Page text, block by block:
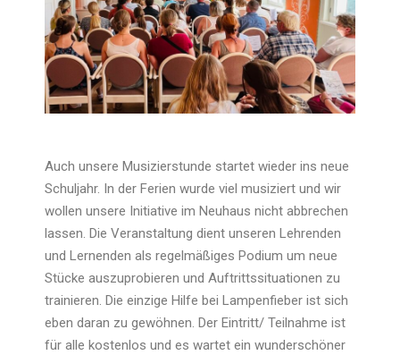
Auch unsere Musizierstunde startet wieder ins neue
Schuljahr. In der Ferien wurde viel musiziert und wir
wollen unsere Initiative im Neuhaus nicht abbrechen
lassen. Die Veranstaltung dient unseren Lehrenden
und Lernenden als regelmäßiges Podium um neue
Stücke auszuprobieren und Auftrittssituationen zu
trainieren. Die einzige Hilfe bei Lampenfieber ist sich
eben daran zu gewöhnen. Der Eintritt/ Teilnahme ist
für alle kostenlos und es wartet ein wunderschöner